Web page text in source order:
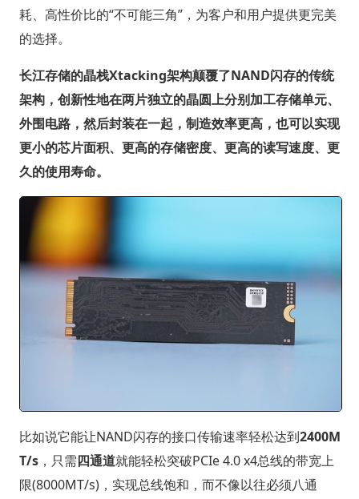
耗、高性价比的“不可能三角”，为客户和用户提供更完美
的选择。
长江存储的晶栈Xtacking架构颠覆了NAND闪存的传统
架构，创新性地在两片独立的晶圆上分别加工存储单元、
外围电路，然后封装在一起，制造效率更高，也可以实现
更小的芯片面积、更高的存储密度、更高的读写速度、更
久的使用寿命。
比如说它能让NAND闪存的接口传输速率轻松达到2400M
T/s，只需四通道就能轻松突破PCIe 4.0 x4总线的带宽上
限(8000MT/s)，实现总线饱和，而不像以往必须八通